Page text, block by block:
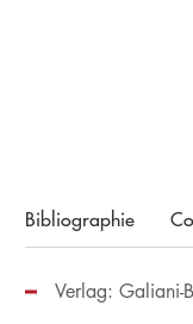
Bibliographie
Verlag: Galiani-